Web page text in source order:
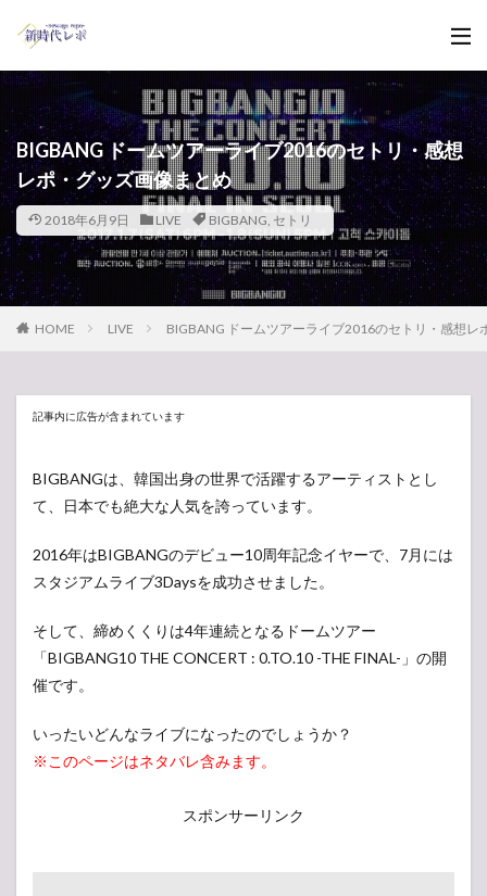
BIGBANG ドームツアーライブ2016のセトリ・感想
レポ・グッズ画像まとめ
2018年6月9日 LIVE BIGBANG, セトリ
HOME LIVE BIGBANG ドームツアーライブ2016のセトリ・感想レ
記事内に広告が含まれています
BIGBANGは、韓国出身の世界で活躍するアーティストとし
て、日本でも絶大な人気を誇っています。
2016年はBIGBANGのデビュー10周年記念イヤーで、7月には
スタジアムライブ3Daysを成功させました。
そして、締めくくりは4年連続となるドームツアー
「BIGBANG10 THE CONCERT : 0.TO.10 -THE FINAL-」の開
催です。
いったいどんなライブになったのでしょうか？
※このページはネタバレ含みます。
スポンサーリンク